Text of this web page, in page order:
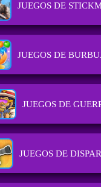
JUEGOS DE
JUEGOS DE
JUEGOS DE
JUEGOS DE